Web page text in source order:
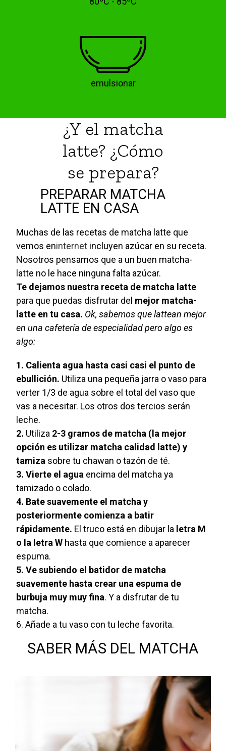
emulsionar
¿Y el matcha
latte? ¿Cómo
se prepara?
PREPARAR MATCHA
LATTE EN CASA
Muchas de las recetas de matcha latte que
vemos eninternet incluyen azúcar en su receta.
Nosotros pensamos que a un buen matcha-
latte no le hace ninguna falta azúcar.
Te dejamos nuestra receta de matcha latte
para que puedas disfrutar del mejor matcha-
latte en tu casa. Ok, sabemos que lattean mejor
en una cafetería de especialidad pero algo es
algo:
1. Calienta agua hasta casi casi el punto de
ebullición. Utiliza una pequeña jarra o vaso para
verter 1/3 de agua sobre el total del vaso que
vas a necesitar. Los otros dos tercios serán
leche.
2. Utiliza 2-3 gramos de matcha (la mejor
opción es utilizar matcha calidad latte) y
tamiza sobre tu chawan o tazón de té.
3. Vierte el agua encima del matcha ya
tamizado o colado.
4. Bate suavemente el matcha y
posteriormente comienza a batir
rápidamente. El truco está en dibujar la letra M
o la letra W hasta que comience a aparecer
espuma.
5. Ve subiendo el batidor de matcha
suavemente hasta crear una espuma de
burbuja muy muy fina. Y a disfrutar de tu
matcha.
6. Añade a tu vaso con tu leche favorita.
SABER MÁS DEL MATCHA